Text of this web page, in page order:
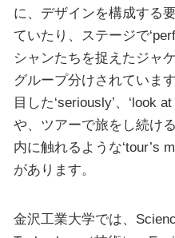
に、デザインを構成する
ていたり、ステージで
シャンたちを捉えたジャ
グループ分けされていま
目した‘seriously’、‘look
や、ツアーで旅をし続け
内に触れるような‘tour’s
があります。
金沢工業大学では、